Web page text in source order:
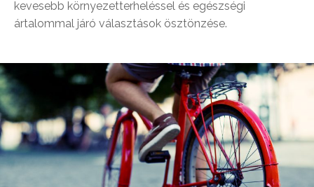
kevesebb környezetterheléssel és egészségi
ártalommal járó választások ösztönzése.